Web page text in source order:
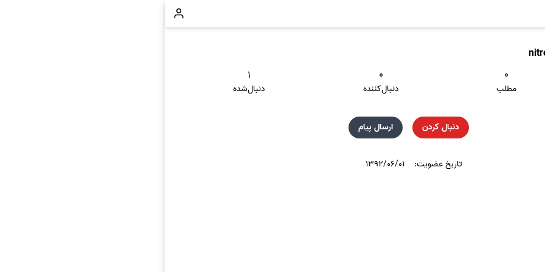
۰
مطلب
۰
دنبال‌کننده
۱
دنبال‌شده
دنبال کردن ارسال پیام
تاریخ عضویت: ۱۳۹۲/۰۶/۰۱